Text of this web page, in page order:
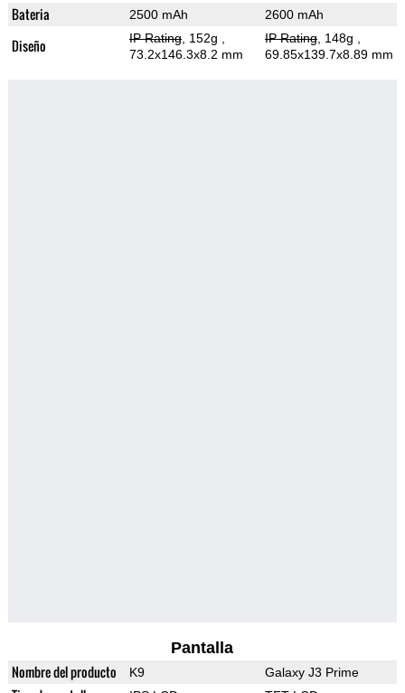
Bateria 2500 mAh 2600 mAh
Diseño IP Rating, 152g
73.2x146.3x8.2 mm
IP Rating, 148g
69.85x139.7x8.89 mm
Pantalla
Nombre del producto K9 Galaxy J3 Prime